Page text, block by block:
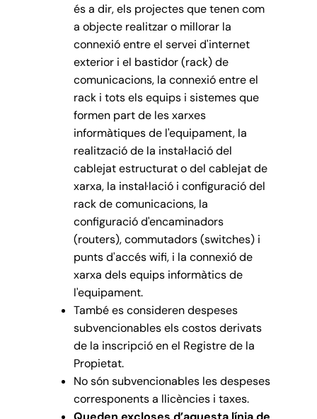
és a dir, els projectes que tenen com
a objecte realitzar o millorar la
connexió entre el servei d'internet
exterior i el bastidor (rack) de
comunicacions, la connexió entre el
rack i tots els equips i sistemes que
formen part de les xarxes
informàtiques de l'equipament, la
realització de la instal·lació del
cablejat estructurat o del cablejat de
xarxa, la instal·lació i configuració del
rack de comunicacions, la
configuració d'encaminadors
(routers), commutadors (switches) i
punts d'accés wifi, i la connexió de
xarxa dels equips informàtics de
l'equipament.
També es consideren despeses
subvencionables els costos derivats
de la inscripció en el Registre de la
Propietat.
No són subvencionables les despeses
corresponents a llicències i taxes.